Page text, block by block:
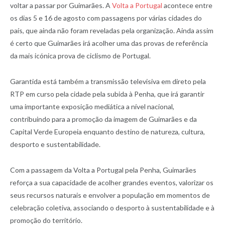
voltar a passar por Guimarães. A Volta a Portugal acontece entre
os dias 5 e 16 de agosto com passagens por várias cidades do
país, que ainda não foram reveladas pela organização. Ainda assim
é certo que Guimarães irá acolher uma das provas de referência
da mais icónica prova de ciclismo de Portugal.
Garantida está também a transmissão televisiva em direto pela
RTP em curso pela cidade pela subida à Penha, que irá garantir
uma importante exposição mediática a nível nacional,
contribuindo para a promoção da imagem de Guimarães e da
Capital Verde Europeia enquanto destino de natureza, cultura,
desporto e sustentabilidade.
Com a passagem da Volta a Portugal pela Penha, Guimarães
reforça a sua capacidade de acolher grandes eventos, valorizar os
seus recursos naturais e envolver a população em momentos de
celebração coletiva, associando o desporto à sustentabilidade e à
promoção do território.